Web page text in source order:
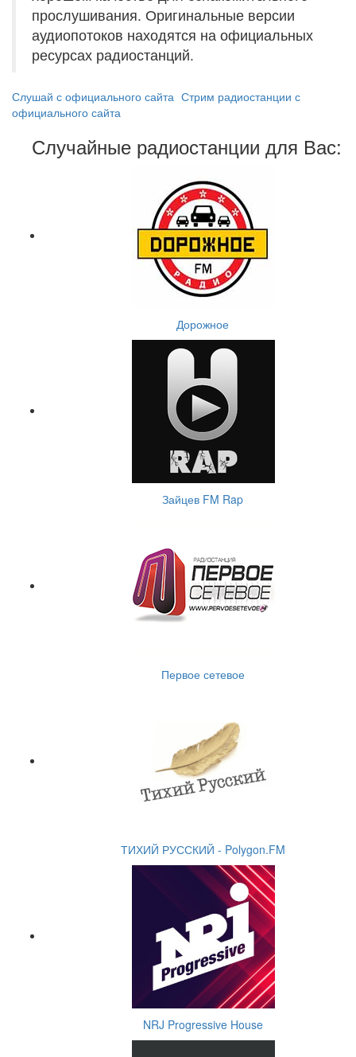
прослушивания. Оригинальные версии
аудиопотоков находятся на официальных
ресурсах радиостанций.
Слушай с официального сайта Стрим радиостанции с
официального сайта
Случайные радиостанции для Вас:
Дорожное
Зайцев FM Rap
Первое сетевое
ТИХИЙ РУССКИЙ - Polygon.FM
NRJ Progressive House